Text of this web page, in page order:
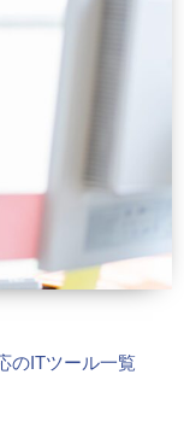
のITツール一覧